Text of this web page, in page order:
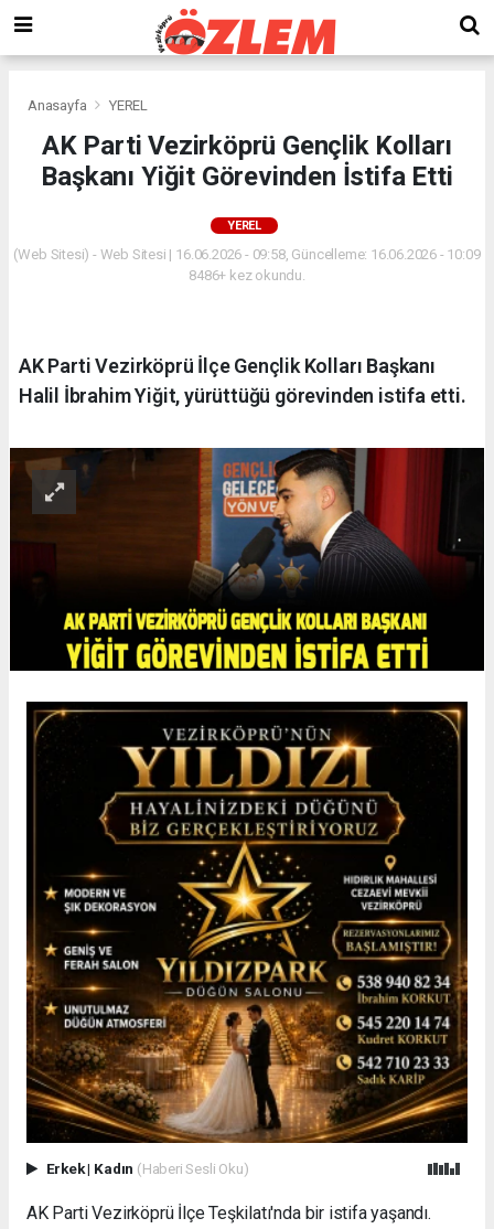
Anasayfa YEREL
AK Parti Vezirköprü Gençlik Kolları
Başkanı Yiğit Görevinden İstifa Etti
YEREL
(Web Sitesi) - Web Sitesi | 16.06.2026 - 09:58, Güncelleme: 16.06.2026 - 10:09
8486+ kez okundu.
AK Parti Vezirköprü İlçe Gençlik Kolları Başkanı
Halil İbrahim Yiğit, yürüttüğü görevinden istifa etti.
Erkek| Kadın (Haberi Sesli Oku)
AK Parti Vezirköprü İlçe Teşkilatı'nda bir istifa yaşandı.